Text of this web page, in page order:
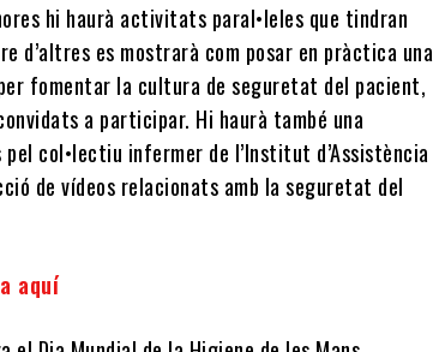
hi haurà activitats paral•leles que tindran
d’altres es mostrarà com posar en pràctica una
fomentar la cultura de seguretat del pacient,
a participar. Hi haurà també una
col•lectiu infermer de l’Institut d’Assistència
de vídeos relacionats amb la seguretat del
aquí